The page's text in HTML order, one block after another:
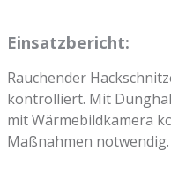
Einsatzbericht:
Rauchender
kontrolliert. Mit
mit Wärmebildkamera
Maßnahmen notwendig.